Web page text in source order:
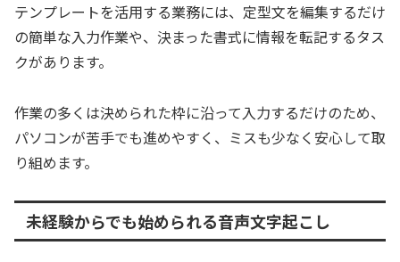
テンプレートを活用する業務には、定型文を編集するだけ
の簡単な入力作業や、決まった書式に情報を転記するタス
クがあります。
作業の多くは決められた枠に沿って入力するだけのため、
パソコンが苦手でも進めやすく、ミスも少なく安心して取
り組めます。
未経験からでも始められる音声文字起こし